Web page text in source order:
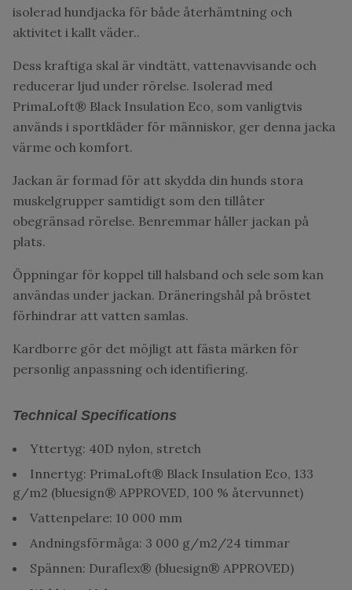
isolerad hundjacka för både återhämtning och
aktivitet i kallt väder..
Dess kraftiga skal är vindtätt, vattenavvisande och
reducerar ljud under rörelse. Isolerad med
PrimaLoft® Black Insulation Eco, som vanligtvis
används i sportkläder för människor, ger denna jacka
värme och komfort.
Jackan är formad för att skydda din hunds stora
muskelgrupper samtidigt som den tillåter
obegränsad rörelse. Benremmar håller jackan på
plats.
Öppningar för koppel till halsband och sele som kan
användas under jackan. Dräneringshål på bröstet
förhindrar att vatten samlas.
Kardborre gör det möjligt att fästa märken för
personlig anpassning och identifiering.
Technical Specifications
Yttertyg: 40D nylon, stretch
Innertyg: PrimaLoft® Black Insulation Eco, 133
g/m2 (bluesign® APPROVED, 100 % återvunnet)
Vattenpelare: 10 000 mm
Andningsförmåga: 3 000 g/m2/24 timmar
Spännen: Duraflex® (bluesign® APPROVED)